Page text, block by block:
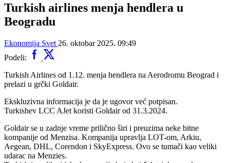
Turkish airlines menja hendlera u
Beogradu
Ekonomija Svet 26. oktobar 2025. 09:49
Podeli:
Turkish Airlines od 1.12. menja hendlera na Aerodromu Beograd i
prelazi u grčki Goldair.
Ekskluzivna informacija je da je ugovor već potpisan.
Turkishev LCC AJet koristi Goldair od 31.3.2024.
Goldair se u zadnje vreme prilično širi i preuzima neke bitne
kompanije od Menzisa. Kompanija upravlja LOT-om, Arkiu,
Aegean, DHL, Corendon i SkyExpress. Ovo se tumači kao veliki
udarac na Menzies.